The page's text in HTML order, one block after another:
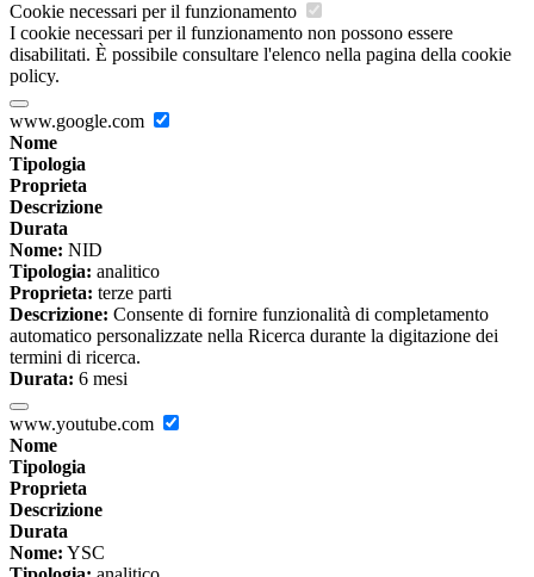
Cookie necessari per il funzionamento
I cookie necessari per il funzionamento non possono essere
disabilitati. È possibile consultare l'elenco nella pagina della cookie
policy.
www.google.com
Nome
Tipologia
Proprieta
Descrizione
Durata
Nome: NID
Tipologia: analitico
Proprieta: terze parti
Descrizione: Consente di fornire funzionalità di completamento
automatico personalizzate nella Ricerca durante la digitazione dei
termini di ricerca.
Durata: 6 mesi
www.youtube.com
Nome
Tipologia
Proprieta
Descrizione
Durata
Nome: YSC